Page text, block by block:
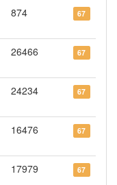
874 67
26466 67
24234 67
16476 67
17979 67